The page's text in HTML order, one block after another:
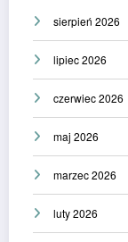
sierpień 2026
lipiec 2026
czerwiec 2026
maj 2026
marzec 2026
luty 2026